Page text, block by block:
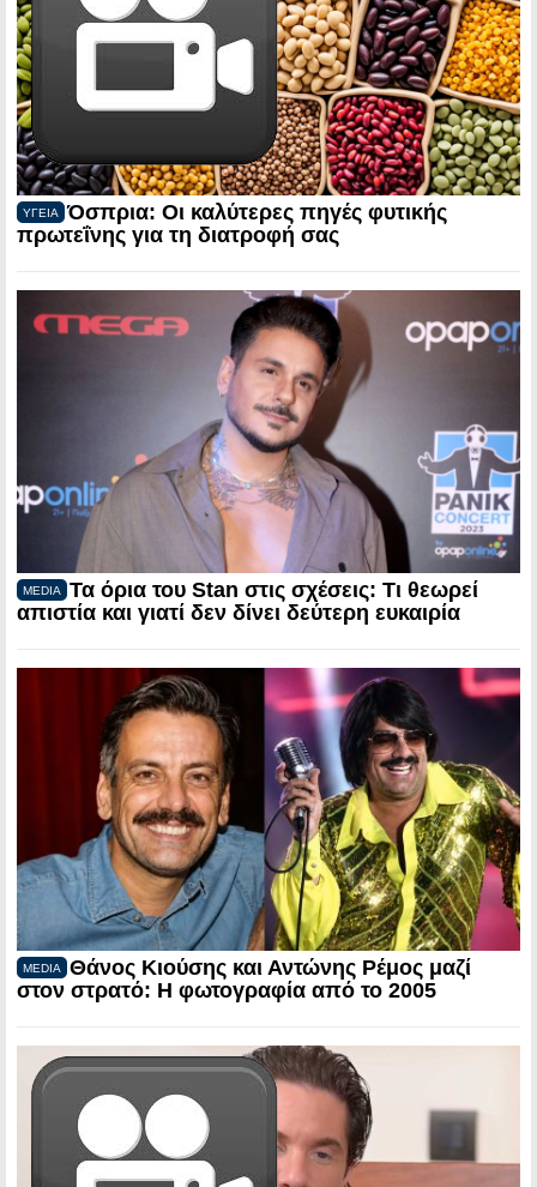
ΥΓΕΙΑ
Όσπρια: Οι καλύτερες πηγές φυτικής
πρωτεΐνης για τη διατροφή σας
MEDIA
Τα όρια του Stan στις σχέσεις: Τι θεωρεί
απιστία και γιατί δεν δίνει δεύτερη ευκαιρία
MEDIA
Θάνος Κιούσης και Αντώνης Ρέμος μαζί
στον στρατό: Η φωτογραφία από το 2005